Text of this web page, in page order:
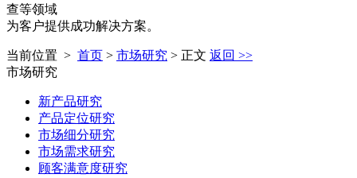
查等领域
为客户提供成功解决方案。
当前位置 > 首页 > 市场研究 > 正文 返回 >>
市场研究
新产品研究
产品定位研究
市场细分研究
市场需求研究
顾客满意度研究